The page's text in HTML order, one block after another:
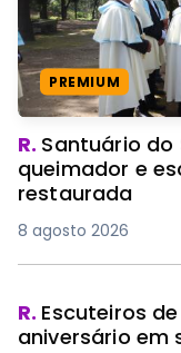
PREMIUM
R. Santuário do
queimador e
restaurada
8 agosto 2026
R. Escuteiros
aniversário em